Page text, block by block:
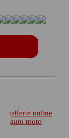
offerte online
auto moto